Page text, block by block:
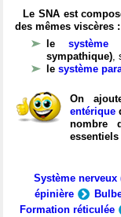
Le SNA est
des mêmes viscères :
lesystème
sympathique),
le système
On
entérique
nombre
Système nerveux
épinière
Formation réticulée